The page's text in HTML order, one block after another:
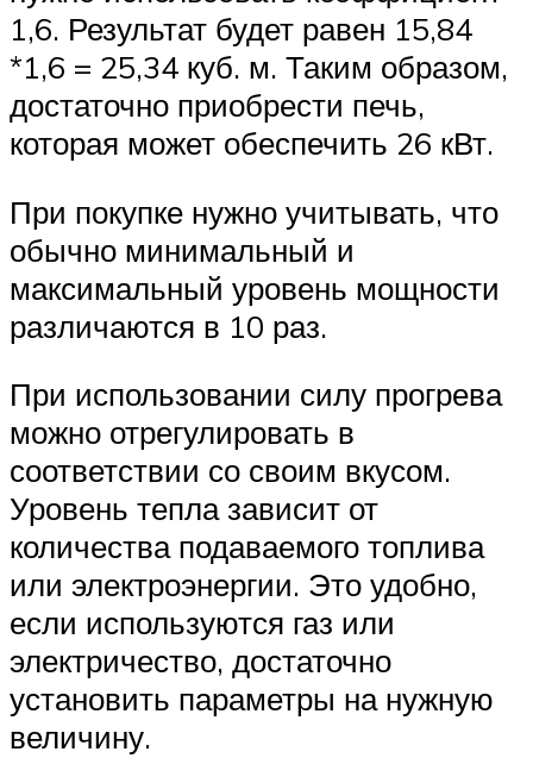
1,6. Результат будет равен 15,84
*1,6 = 25,34 куб. м. Таким образом,
достаточно приобрести печь,
которая может обеспечить 26 кВт.
При покупке нужно учитывать, что
обычно минимальный и
максимальный уровень мощности
различаются в 10 раз.
При использовании силу прогрева
можно отрегулировать в
соответствии со своим вкусом.
Уровень тепла зависит от
количества подаваемого топлива
или электроэнергии. Это удобно,
если используются газ или
электричество, достаточно
установить параметры на нужную
величину.